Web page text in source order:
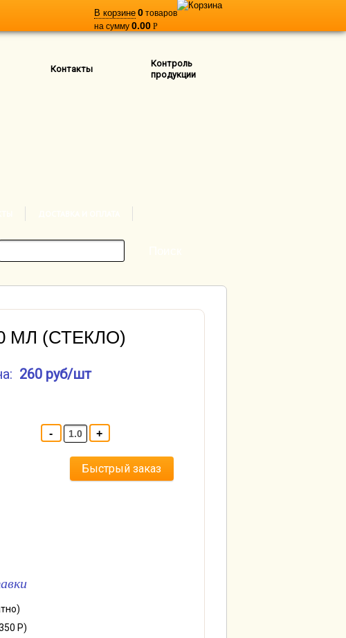
В корзине 0 товаров
на сумму 0.00 Р
Контакты
Контроль
продукции
МЛ (СТЕКЛО)
260 руб/шт
- +
Быстрый заказ
Р)